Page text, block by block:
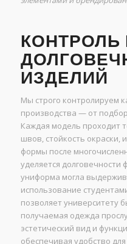
КОНТРОЛЬ
ИЗДЕЛИЙ
Мы строго контролируем
производства — от
Каждая модель проходит
швов, стойкость окраски,
формы после
уделяется
униформа могла
использование
позволяет университету
получаемая одежда
эстетический вид и
обеспечивая удобство